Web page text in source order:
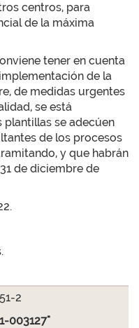
centros, para
de la máxima
tener en cuenta
de la
de medidas urgentes
se está
se adecúen
de los procesos
y que habrán
de diciembre de
2
003127"